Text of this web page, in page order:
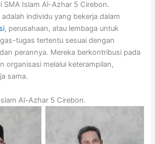
SMA Islam Al-Azhar 5 Cirebon.
adalah individu yang bekerja dalam
, perusahaan, atau lembaga untuk
tugas tertentu sesuai dengan
perannya. Mereka berkontribusi pada
organisasi melalui keterampilan,
sama.
Al-Azhar 5 Cirebon.